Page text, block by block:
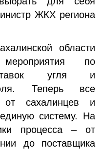
ЖКХ региона
области
по
угля и
Теперь все
от сахалинцев и
систему. На
процесса – от
до поставщика